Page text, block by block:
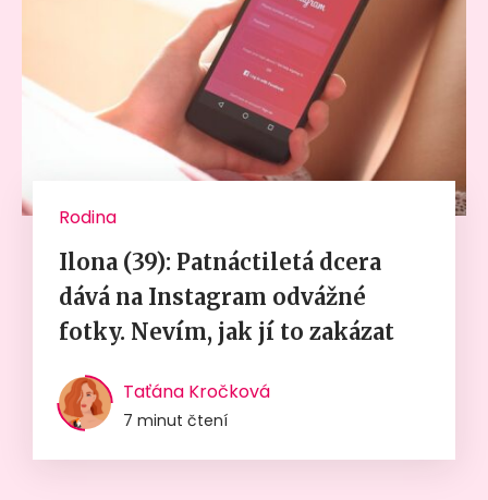
Rodina
Ilona (39): Patnáctiletá dcera
dává na Instagram odvážné
fotky. Nevím, jak jí to zakázat
Taťána Kročková
7 minut čtení